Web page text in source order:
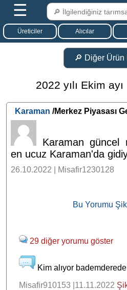
☰
Üreticiler Alıcılar
🔎 Diğer Ürün
2022 yılı Ekim
Karaman /Merkez Piyasası
Karaman güncel
en ucuz Karaman'da
26.10.2022 | Misafir1230128
Bu Yorumu
29 diğer yorumu göster
Kim alıyor
Misafir910153 |11.11.2022